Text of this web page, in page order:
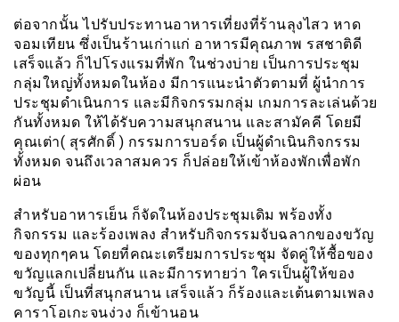
ต่อจากนั้น ไปรับประทานอาหารเที่ยงที่ร้านลุงไสว หาด
จอมเทียน ซึ่งเป็นร้านเก่าแก่ อาหารมีคุณภาพ รสชาติดี
เสร็จแล้ว ก็ไปโรงแรมที่พัก ในช่วงบ่าย เป็นการประชุม
กลุ่มใหญ่ทั้งหมดในห้อง มีการแนะนำตัวตามที่ ผู้นำการ
ประชุมดำเนินการ และมีกิจกรรมกลุ่ม เกมการละเล่นด้วย
กันทั้งหมด ให้ได้รับความสนุกสนาน และสามัคคี โดยมี
คุณเต่า( สุรศักดิ์ ) กรรมการบอร์ด เป็นผู้ดำเนินกิจกรรม
ทั้งหมด จนถึงเวลาสมควร ก็ปล่อยให้เข้าห้องพักเพื่อพัก
ผ่อน
สำหรับอาหารเย็น ก็จัดในห้องประชุมเดิม พร้องทั้ง
กิจกรรม และร้องเพลง สำหรับกิจกรรมจับฉลากของขวัญ
ของทุกๆคน โดยที่คณะเตรียมการประชุม จัดคู่ให้ซื้อของ
ขวัญแลกเปลี่ยนกัน และมีการทายว่า ใครเป็นผู้ให้ของ
ขวัญนี้ เป็นที่สนุกสนาน เสร็จแล้ว ก็ร้องและเต้นตามเพลง
คาราโอเกะจนง่วง ก็เข้านอน